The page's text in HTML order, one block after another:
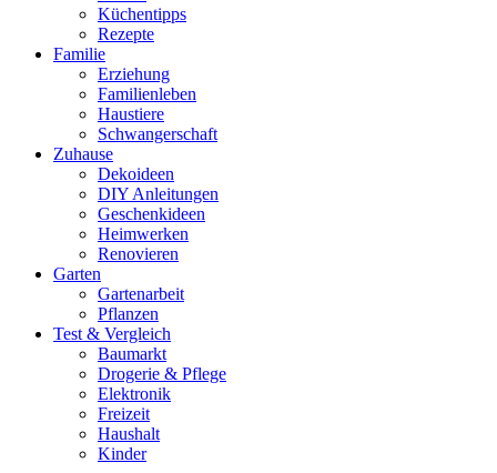
Küchentipps
Rezepte
Familie
Erziehung
Familienleben
Haustiere
Schwangerschaft
Zuhause
Dekoideen
DIY Anleitungen
Geschenkideen
Heimwerken
Renovieren
Garten
Gartenarbeit
Pflanzen
Test & Vergleich
Baumarkt
Drogerie & Pflege
Elektronik
Freizeit
Haushalt
Kinder